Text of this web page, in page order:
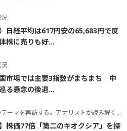
）日経平均は617円安の65,683円で反
株に売りも好...
国市場では主要3指数がまちまち 中
る懸念の後退...
ーマを再訪する。アナリストが読み解くテーマの本質
】株価77倍「第二のキオクシア」を探